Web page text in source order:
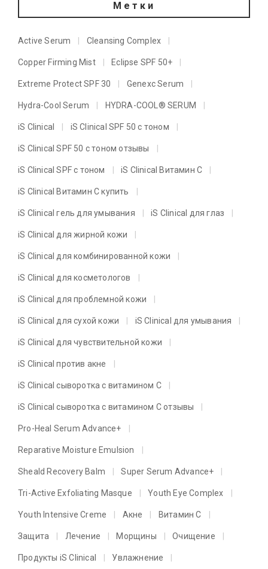
Метки
Active Serum Cleansing Complex
Copper Firming Mist Eclipse SPF 50+
Extreme Protect SPF 30 Genexc Serum
Hydra-Cool Serum HYDRA-COOL® SERUM
iS Clinical iS Clinical SPF 50 с тоном
iS Clinical SPF 50 с тоном отзывы
iS Clinical SPF с тоном iS Clinical Витамин C
iS Clinical Витамин C купить
iS Clinical гель для умывания iS Clinical для глаз
iS Clinical для жирной кожи
iS Clinical для комбинированной кожи
iS Clinical для косметологов
iS Clinical для проблемной кожи
iS Clinical для сухой кожи iS Clinical для умывания
iS Clinical для чувствительной кожи
iS Clinical против акне
iS Clinical сыворотка с витамином C
iS Clinical сыворотка с витамином C отзывы
Pro-Heal Serum Advance+
Reparative Moisture Emulsion
Sheald Recovery Balm Super Serum Advance+
Tri-Active Exfoliating Masque Youth Eye Complex
Youth Intensive Creme Акне Витамин C
Защита Лечение Морщины Очищение
Продукты iS Clinical Увлажнение